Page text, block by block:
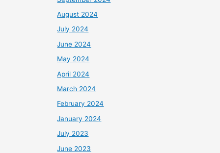
August 2024
July 2024
June 2024
May 2024
April 2024
March 2024
February 2024
January 2024
July 2023
June 2023